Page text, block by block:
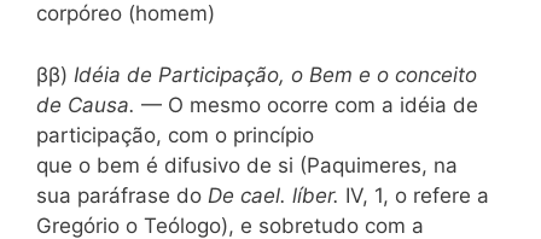
corpóreo (homem)
ββ) Idéia de Participação, o Bem e o conceito
de Causa. — O mesmo ocorre com a idéia de
participação, com o princípio
que o bem é difusivo de si (Paquimeres, na
sua paráfrase do De cael. líber. IV, 1, o refere a
Gregório o Teólogo), e sobretudo com a